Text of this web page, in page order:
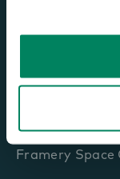
Framery Room
Framery Room
Framery App™
Framery Space